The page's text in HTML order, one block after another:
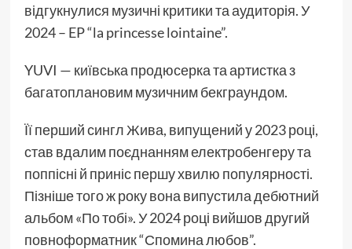
відгукнулися музичні критики та аудиторія. У
2024 – EP “la princesse lointaine”.
YUVI — київська продюсерка та артистка з
багатоплановим музичним бекграундом.
Її перший сингл Жива, випущений у 2023 році,
став вдалим поєднанням електробенгеру та
поппісні й приніс першу хвилю популярності.
Пізніше того ж року вона випустила дебютний
альбом «По тобі». У 2024 році вийшов другий
повноформатник “Спомина любов”.